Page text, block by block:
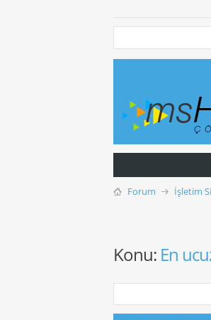
Forum İşletim
Konu: En